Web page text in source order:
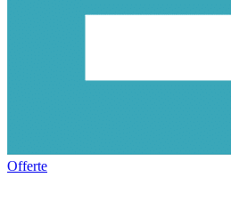
Offerte